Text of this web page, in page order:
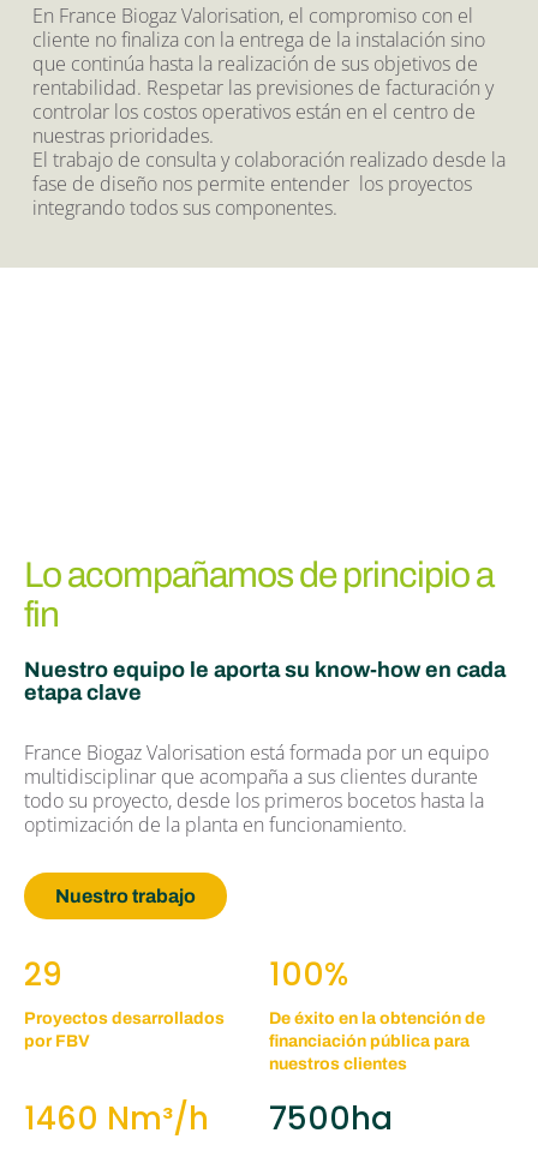
En France Biogaz Valorisation, el compromiso con el
cliente no finaliza con la entrega de la instalación sino
que continúa hasta la realización de sus objetivos de
rentabilidad. Respetar las previsiones de facturación y
controlar los costos operativos están en el centro de
nuestras prioridades.
El trabajo de consulta y colaboración realizado desde la
fase de diseño nos permite entender  los proyectos
integrando todos sus componentes.
Lo acompañamos de principio a
fin
Nuestro equipo le aporta su know-how en cada
etapa clave
France Biogaz Valorisation está formada por un equipo
multidisciplinar que acompaña a sus clientes durante
todo su proyecto, desde los primeros bocetos hasta la
optimización de la planta en funcionamiento.
Nuestro trabajo
29
Proyectos desarrollados
por FBV
100%
De éxito en la obtención de
financiación pública para
nuestros clientes
1460 Nm³/h 7500ha